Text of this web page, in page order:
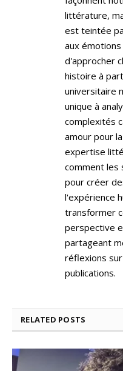
littérature,
est teintée
aux
d'approcher
histoire à
universitaire
unique à
complexités
amour pour
expertise
comment les
pour créer
l'expérience
transformer
perspective
partageant
réflexions
publications.
RELATED POSTS